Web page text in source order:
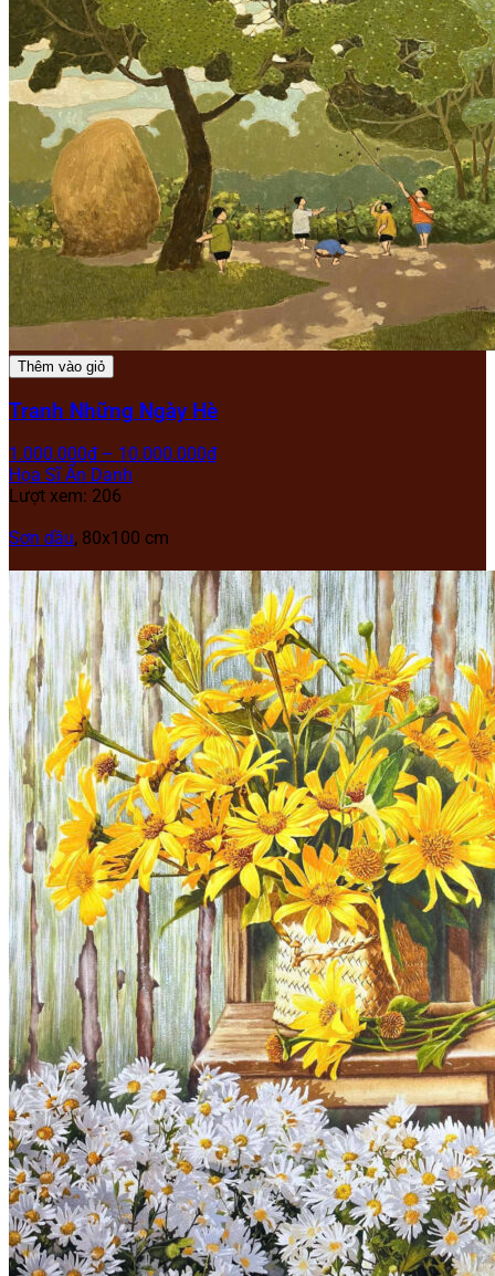
Thêm vào giỏ
Tranh Những Ngày Hè
1.000.000₫ – 10.000.000₫
Họa Sĩ Ẩn Danh
Lượt xem: 206
Sơn dầu, 80x100 cm